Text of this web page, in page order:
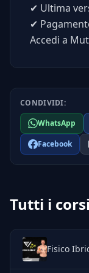
✔ Ultima
✔
Accedi a
CONDIVIDI:
WhatsApp
Facebook
Tutti i
Fisico